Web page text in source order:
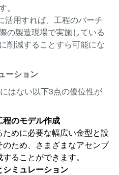
活用すれば、工程のバーチ
の製造現場で実施している
削減することすら可能にな
ーション
はない以下3点の優位性が
程のモデル作成
めに必要な幅広い金型と設
ため、さまざまなアセンブ
ることができます。
シミュレーション